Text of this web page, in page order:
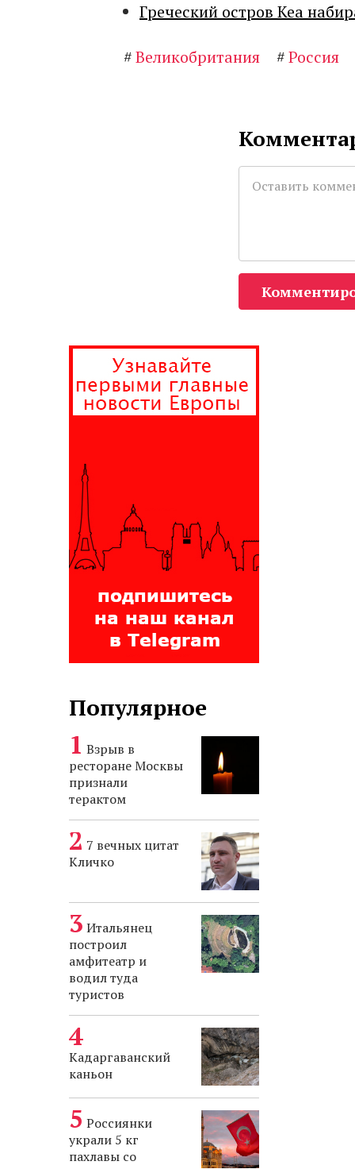
Греческий остров Кеа
#Великобритания #Россия
Популярное
Взрыв в
ресторане Москвы
признали
терактом
7 вечных цитат
Кличко
Итальянец
построил
амфитеатр и
водил туда
туристов
Кадаргаванский
каньон
Россиянки
украли 5 кг
пахлавы со